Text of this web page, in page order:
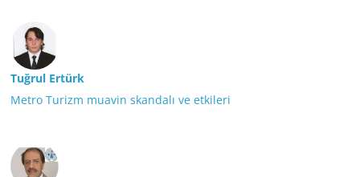
Tuğrul Ertürk
Metro Turizm muavin skandalı ve etkileri